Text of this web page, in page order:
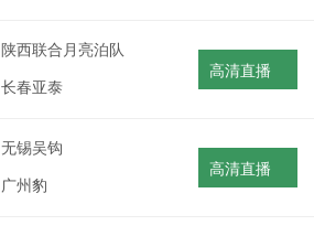
陕西联合月亮泊队
长春亚泰
高清直播
无锡吴钩
广州豹
高清直播